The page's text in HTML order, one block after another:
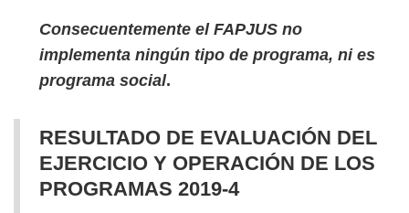
Consecuentemente el FAPJUS no
implementa ningún tipo de programa, ni es
programa social.
RESULTADO DE EVALUACIÓN DEL
EJERCICIO Y OPERACIÓN DE LOS
PROGRAMAS 2019-4